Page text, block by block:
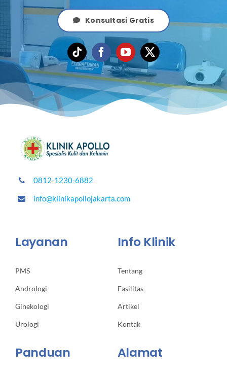
Konsultasi Gratis
0812-1230-6882
info@klinikapollojakarta.com
Layanan
PMS
Andrologi
Ginekologi
Urologi
Info Klinik
Tentang
Fasilitas
Artikel
Kontak
Panduan Alamat